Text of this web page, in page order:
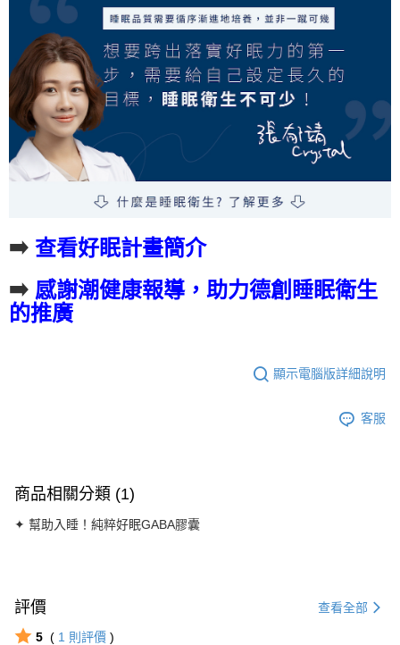
➡️ 查看好眠計畫簡介
➡️ 感謝潮健康報導，助力德創睡眠衛生
的推廣
顯示電腦版詳細說明
客服
商品相關分類 (1)
✦ 幫助入睡！純粹好眠GABA膠囊
評價 查看全部
5 ( 1 則評價 )